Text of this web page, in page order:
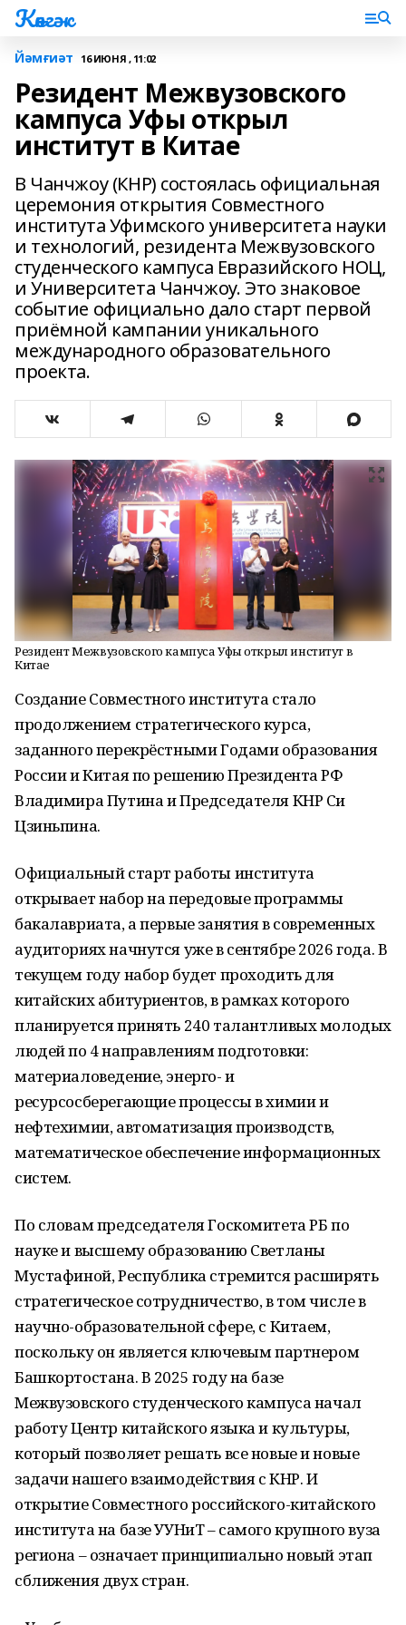
Көнгәк
Йәмғиәт 16 ИЮНЯ , 11:02
Резидент Межвузовского
кампуса Уфы открыл
институт в Китае
В Чанчжоу (КНР) состоялась официальная
церемония открытия Совместного
института Уфимского университета науки
и технологий, резидента Межвузовского
студенческого кампуса Евразийского НОЦ,
и Университета Чанчжоу. Это знаковое
событие официально дало старт первой
приёмной кампании уникального
международного образовательного
проекта.
Резидент Межвузовского кампуса Уфы открыл институт в
Китае
Создание Совместного института стало
продолжением стратегического курса,
заданного перекрёстными Годами образования
России и Китая по решению Президента РФ
Владимира Путина и Председателя КНР Си
Цзиньпина.
Официальный старт работы института
открывает набор на передовые программы
бакалавриата, а первые занятия в современных
аудиториях начнутся уже в сентябре 2026 года. В
текущем году набор будет проходить для
китайских абитуриентов, в рамках которого
планируется принять 240 талантливых молодых
людей по 4 направлениям подготовки:
материаловедение, энерго- и
ресурсосберегающие процессы в химии и
нефтехимии, автоматизация производств,
математическое обеспечение информационных
систем.
По словам председателя Госкомитета РБ по
науке и высшему образованию Светланы
Мустафиной, Республика стремится расширять
стратегическое сотрудничество, в том числе в
научно-образовательной сфере, с Китаем,
поскольку он является ключевым партнером
Башкортостана. В 2025 году на базе
Межвузовского студенческого кампуса начал
работу Центр китайского языка и культуры,
который позволяет решать все новые и новые
задачи нашего взаимодействия с КНР. И
открытие Совместного российского-китайского
института на базе УУНиТ – самого крупного вуза
региона – означает принципиально новый этап
сближения двух стран.